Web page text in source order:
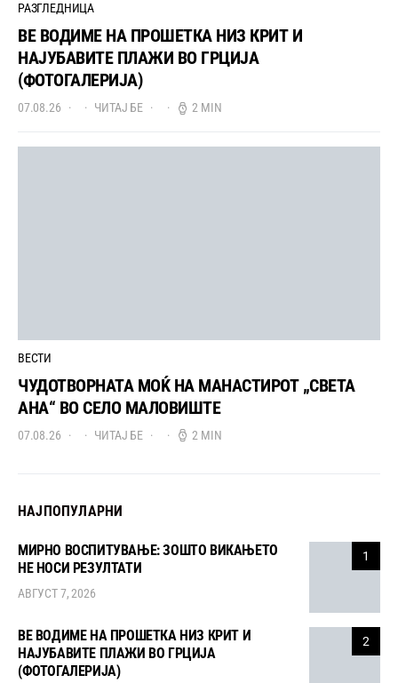
РАЗГЛЕДНИЦА
ВЕ ВОДИМЕ НА ПРОШЕТКА НИЗ КРИТ И
НАЈУБАВИТЕ ПЛАЖИ ВО ГРЦИЈА
(ФОТОГАЛЕРИЈА)
07.08.26 ЧИТАЈ БЕ 2 MIN
ВЕСТИ
ЧУДОТВОРНАТА МОЌ НА МАНАСТИРОТ „СВЕТА
АНА“ ВО СЕЛО МАЛОВИШТЕ
07.08.26 ЧИТАЈ БЕ 2 MIN
НАЈПОПУЛАРНИ
1
МИРНО ВОСПИТУВАЊЕ: ЗОШТО ВИКАЊЕТО
НЕ НОСИ РЕЗУЛТАТИ
АВГУСТ 7, 2026
2
ВЕ ВОДИМЕ НА ПРОШЕТКА НИЗ КРИТ И
НАЈУБАВИТЕ ПЛАЖИ ВО ГРЦИЈА
(ФОТОГАЛЕРИЈА)